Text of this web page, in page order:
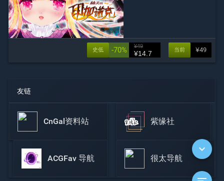
¥49
当前
-70% ¥49
¥14.7
史低
友链
CnGal资料站 紫缘社
ACGFav 导航 很太导航
expand_more